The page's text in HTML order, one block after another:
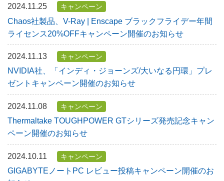
2024.11.25 キャンペーン
Chaos社製品、V-Ray | Enscape ブラックフライデー年間
ライセンス20%OFFキャンペーン開催のお知らせ
2024.11.13 キャンペーン
NVIDIA社、「インディ・ジョーンズ/大いなる円環」プレ
ゼントキャンペーン開催のお知らせ
2024.11.08 キャンペーン
Thermaltake TOUGHPOWER GTシリーズ発売記念キャン
ペーン開催のお知らせ
2024.10.11 キャンペーン
GIGABYTEノートPC レビュー投稿キャンペーン開催のお